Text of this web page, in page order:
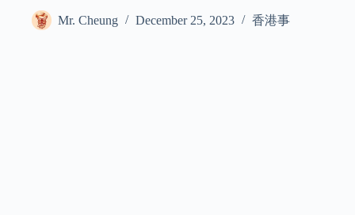
Mr. Cheung December 25, 2023 香港事